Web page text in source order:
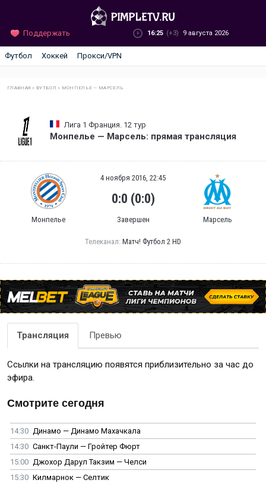
Поддержать 16:25 (+3) 9 августа 2026
Футбол Хоккей Прокси/VPN
ГЛАВНАЯ »ФУТБОЛ » МОНПЕЛЬЕ — МАРСЕЛЬ
Лига 1 Франция. 12 тур
Монпелье — Марсель: прямая трансляция
Монпелье
4 ноября 2016, 22:45
0:0 (0:0)
Завершен Марсель
Телеканал: Матч! Футбол 2 HD
Трансляция Превью
Ссылки на трансляцию появятся приблизительно за час до
эфира.
Смотрите сегодня
14:30 Динамо — Динамо Махачкала
14:30 Санкт-Паули — Гройтер Фюрт
15:00 Джохор Дарул Такзим — Челси
15:30 Килмарнок — Селтик